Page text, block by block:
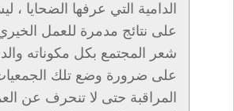
الدامية التي عرفها الضحايا ،
على نتائج مدمرة للعمل
شعر المجتمع بكل مكوناته
على ضرورة وضع تلك
المراقبة حتى لا تنحرف عن